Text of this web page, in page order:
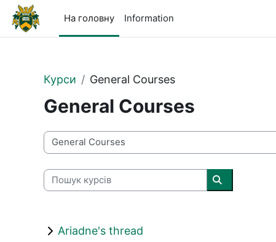
Перейти до головного вмісту
На головну
Information
Курси General Courses
General Courses
Категорії курсів
Пошук курсів
Пошук курсів
Ariadne's thread